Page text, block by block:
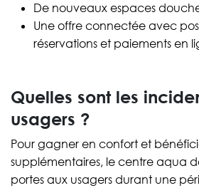
De nouveaux espaces
Une offre connectée avec
réservations et paiements en
Quelles sont les
usagers ?
Pour gagner en confort et
supplémentaires, le centre aqua
portes aux usagers durant une